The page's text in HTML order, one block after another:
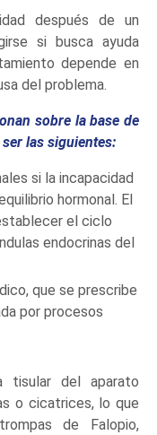
después de un
si busca ayuda
depende en
del problema.
sobre la base de
las siguientes:
si la incapacidad
hormonal. El
el ciclo
endocrinas del
que se prescribe
por procesos
del aparato
o cicatrices, lo que
de Falopio,